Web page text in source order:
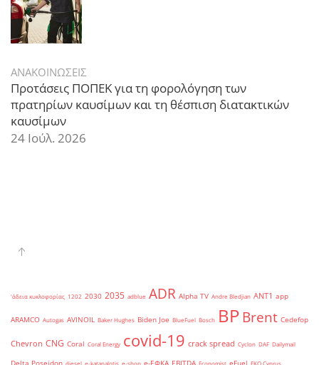
ΑΝΑΚΟΙΝΩΣΕΙΣ
Προτάσεις ΠΟΠΕΚ για τη φορολόγηση των
πρατηρίων καυσίμων και τη θέσπιση διατακτικών
καυσίμων
24 Ιούλ. 2026
'άδεια κυκλοφορίας 1202 2030 2035 adblue ADR Alpha TV Andre Bledjian ANT1 app
ARAMCO Autogas AVINOIL Baker Hughes Biden Joe BlueFuel Bosch BPBrent Cedefop
Chevron CNG Coral Coral Energy covid-19 crack spread Cyclon DAF Dailymail
diesel e-katanalotis e-shop Economist EKO Cyprus